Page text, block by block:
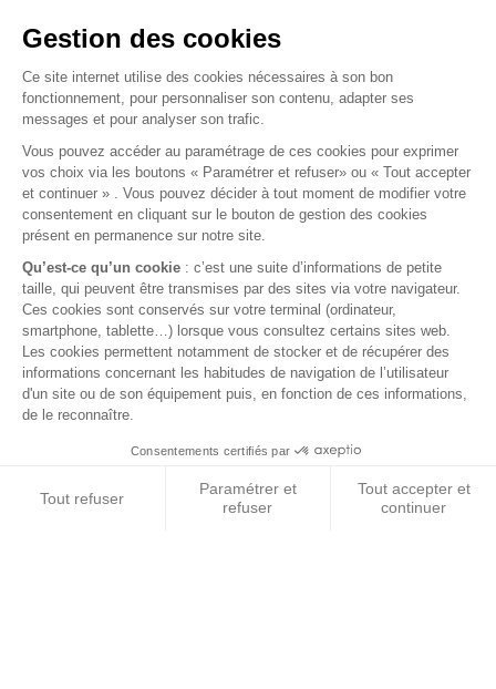
Volants
Jantes / Pneumatiques / Accessoires
Informations utiles
Nous contacter
Mentions légales
Conditions générales de vente
© 2026 BEST OF LAND - Tous droits réservés